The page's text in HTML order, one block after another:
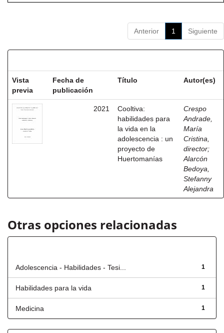
Anterior 1 Siguiente
Vista
previa
Fecha de
publicación
Título Autor(es)
2021
Cooltiva:
habilidades para
la vida en la
adolescencia : un
proyecto de
Huertomanías
Crespo
Andrade,
María
Cristina,
director;
Alarcón
Bedoya,
Stefanny
Alejandra
Otras opciones relacionadas
1
Adolescencia - Habilidades - Tesi...
1
Habilidades para la vida
1
Medicina